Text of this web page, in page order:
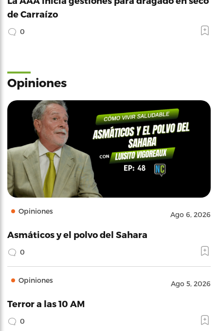
de Carraízo
0
Opiniones
Opiniones Ago 6, 2026
Asmáticos y el polvo del Sahara
0
Opiniones Ago 5, 2026
Terror a las 10 AM
0